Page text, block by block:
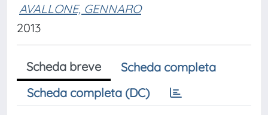
AVALLONE, GENNARO
2013
Scheda breve
Scheda completa
Scheda completa (DC)